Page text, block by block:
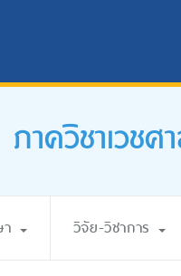
ภาควิชาเวช
วิจัย-วิชาการ